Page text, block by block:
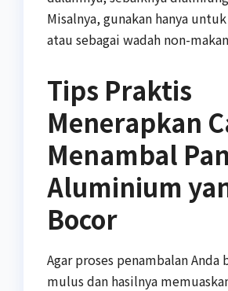
Misalnya, gunakan hanya
atau sebagai wadah non-
Tips Praktis
Menerapkan
Menambal
Aluminium
Bocor
Agar proses penambalan Anda
mulus dan hasilnya